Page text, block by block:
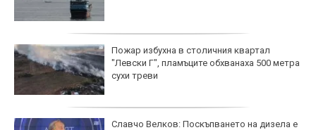
Пожар избухна в столичния квартал
"Левски Г", пламъците обхванаха 500 метра
сухи треви
Славчо Велков: Поскъпването на дизела е